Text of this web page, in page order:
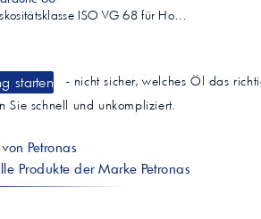
der ISO 11158 HM
ISO VG 68 für Ho…
starten
- nicht sicher, welches Öl das
Sie schnell und unkompliziert.
Petronas
Produkte der Marke Petronas